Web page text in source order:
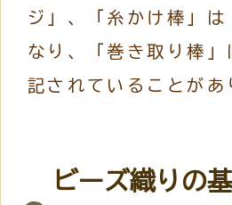
ジ」、「糸かけ棒」は
なり、「巻き取り棒」
記されていることがあ
ビーズ織りの